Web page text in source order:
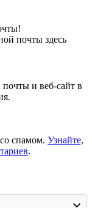
почты здесь
почты и веб-сайт в
спамом. Узнайте,
.